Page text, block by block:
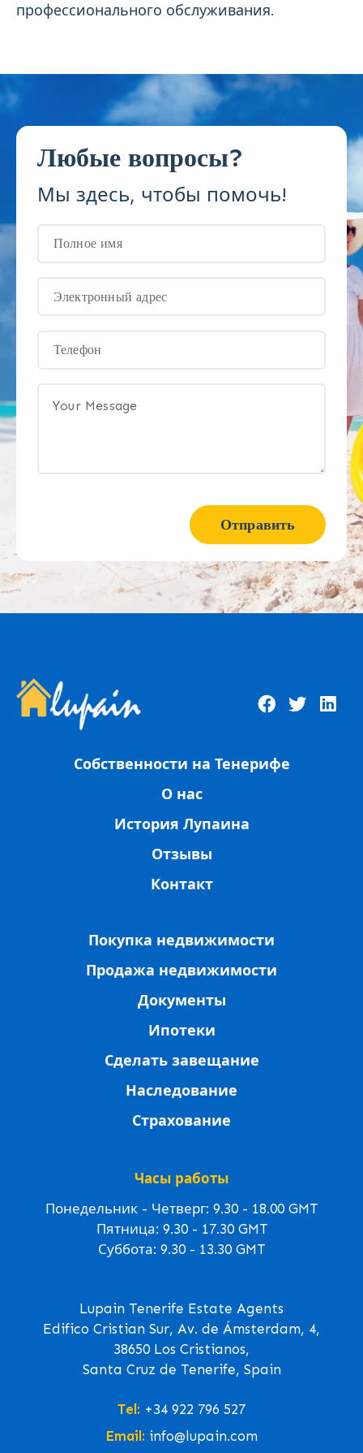
профессионального обслуживания.
Любые вопросы?
Мы здесь, чтобы помочь!
Отправить
Собственности на Тенерифе
О нас
История Лупаина
Отзывы
Контакт
Покупка недвижимости
Продажа недвижимости
Документы
Ипотеки
Сделать завещание
Наследование
Страхование
Часы работы
Понедельник - Четверг: 9.30 - 18.00 GMT
Пятница: 9.30 - 17.30 GMT
Суббота: 9.30 - 13.30 GMT
Lupain Tenerife Estate Agents
Edifico Cristian Sur, Av. de Ámsterdam, 4,
38650 Los Cristianos,
Santa Cruz de Tenerife, Spain
Tel: +34 922 796 527
Email: info@lupain.com